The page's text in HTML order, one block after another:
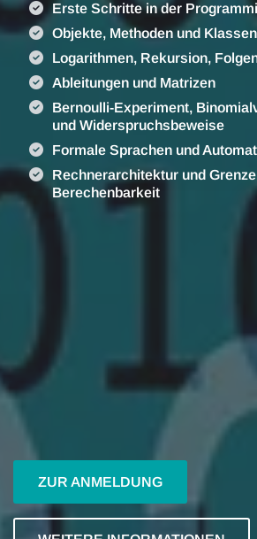
Erste Schritte in der
Objekte, Methoden und
Logarithmen, Rekursion,
Ableitungen und Matrizen
Bernoulli-Experiment,
und Widerspruchsbeweise
Formale Sprachen und
Rechnerarchitektur und
Berechenbarkeit
ZUR ANMELDUNG